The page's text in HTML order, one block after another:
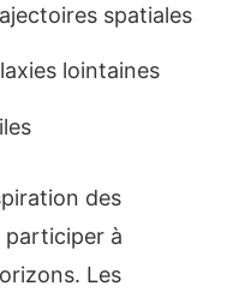
spatiales
lointaines
des
participer à
Les